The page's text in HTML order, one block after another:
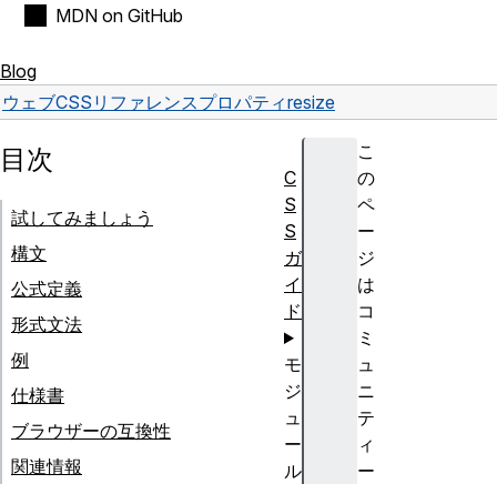
MDN on GitHub
Blog
ウェブCSS リファレンスプロパティresize
こ
の
ペ
ー
ジ
は
コ
ミ
ュ
ニ
テ
ィ
ー
目次
試してみましょう
構文
公式定義
形式文法
例
仕様書
ブラウザーの互換性
関連情報
C
S
S
ガ
イ
ド
モ
ジ
ュ
ー
ル